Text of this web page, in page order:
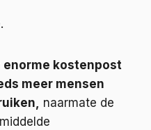
enorme kostenpost
meer mensen
naarmate de